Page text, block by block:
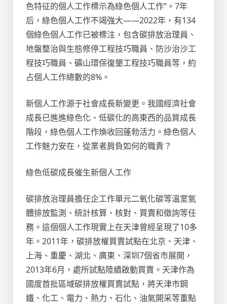
色特征的個人工作標示為綠色個人工作”。7年
后，綠色個人工作不竭強大——2022年，有134
個綠色個人工作已被標注，包含碳排放治理員、
地盤整治與生態修停工程技巧職員、防沙治沙工
程技巧職員、礦山環保復墾工程技巧職員等，約
占個人工作總數的8%。
新個人工作源于社會成長新變更。我國經濟社會
成長已進進綠色化、低碳化的高東西的品質成長
階段，綠色個人工作煥收回蓬勃活力。綠色個人
工作魅力安在，從業者肩負如何的職責？
綠色低碳成長催生新個人工作
碳排放治理員擔任企工作單元二氧化碳等溫室氣
體排放監測、統計核算、核對、買賣和徵詢等任
務。這個個人工作現實上在天津曾經呈現了10多
年。2011年，碳排放權買賣試點在北京、天津、
上海、重慶、湖北、廣東、深圳7個省市展開，
2013年6月，處所試點陸續啟動買賣。天津作為
國度首批區域碳排放權買賣試點，將天津市鋼
鐵、化工、電力、熱力、石化、油氣開采等重點